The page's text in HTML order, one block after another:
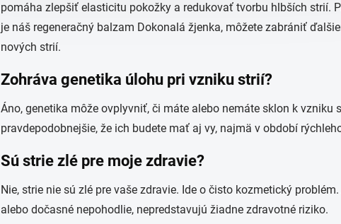
pomáha zlepšiť elasticitu pokožky a redukovať tvorbu hlbších strií.
je náš regeneračný balzam Dokonalá žjenka, môžete zabrániť
nových strií.
Zohráva genetika úlohu pri vzniku strií?
Áno, genetika môže ovplyvniť, či máte alebo nemáte sklon k vzniku
pravdepodobnejšie, že ich budete mať aj vy, najmä v období
Sú strie zlé pre moje zdravie?
Nie, strie nie sú zlé pre vaše zdravie. Ide o čisto kozmetický
alebo dočasné nepohodlie, nepredstavujú žiadne zdravotné riziko.